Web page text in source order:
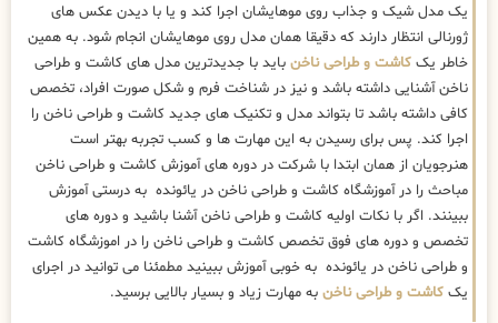
یک مدل شیک و جذاب روی موهایشان اجرا کند و یا با دیدن عکس های
ژورنالی انتظار دارند که دقیقا همان مدل روی موهایشان انجام شود. به همین
خاطر یک کاشت و طراحی ناخن باید با جدیدترین مدل های کاشت و طراحی
ناخن آشنایی داشته باشد و نیز در شناخت فرم و شکل صورت افراد، تخصص
کافی داشته باشد تا بتواند مدل و تکنیک های جدید کاشت و طراحی ناخن را
اجرا کند. پس برای رسیدن به این مهارت ها و کسب تجربه بهتر است
هنرجویان از همان ابتدا با شرکت در دوره های آموزش کاشت و طراحی ناخن
مباحث را در آموزشگاه کاشت و طراحی ناخن در یائونده به درستی آموزش
ببینند. اگر با نکات اولیه کاشت و طراحی ناخن آشنا باشید و دوره های
تخصص و دوره های فوق تخصص کاشت و طراحی ناخن را در اموزشگاه کاشت
و طراحی ناخن در یائونده به خوبی آموزش ببینید مطمئنا می توانید در اجرای
یک کاشت و طراحی ناخن به مهارت زیاد و بسیار بالایی برسید.